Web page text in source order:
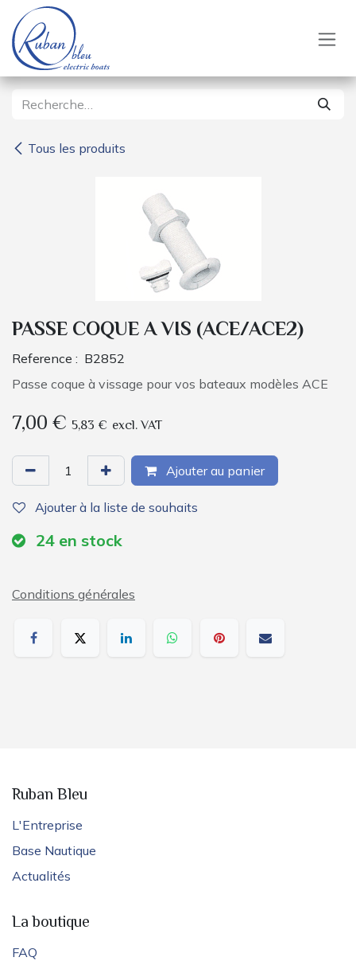
Se rendre au contenu
Tous les produits
PASSE COQUE A VIS (ACE/ACE2)
Reference : B2852
Passe coque à vissage pour vos bateaux modèles ACE
7,00€ 5,83 € excl. VAT
Ajouter au panier
Ajouter à la liste de souhaits
24 en stock
Conditions générales
Ruban Bleu
L'Entreprise
Base Nautique
Actualités
La boutique
FAQ